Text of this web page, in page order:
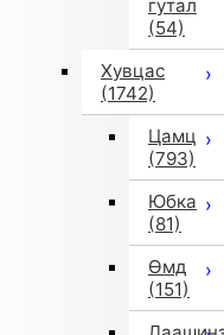
гутал
(54)
Хувцас
(1742)
Цамц
(793)
Юбка
(81)
Өмд
(151)